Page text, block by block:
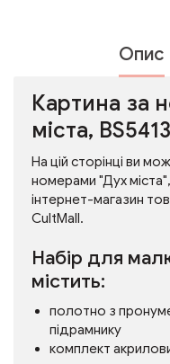
Опис
Картина за
міста,
На цій сторінці ви
номерами "Дух
інтернет-магазин
CultMall.
Набір для
містить:
полотно з
підрамнику
комплект